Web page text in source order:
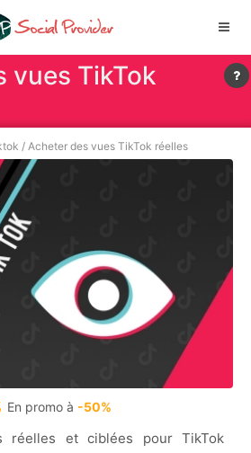
vues TikTok
/ Acheter des vues TikTok réelles
En promo à -50%
réelles et ciblées pour TikTok